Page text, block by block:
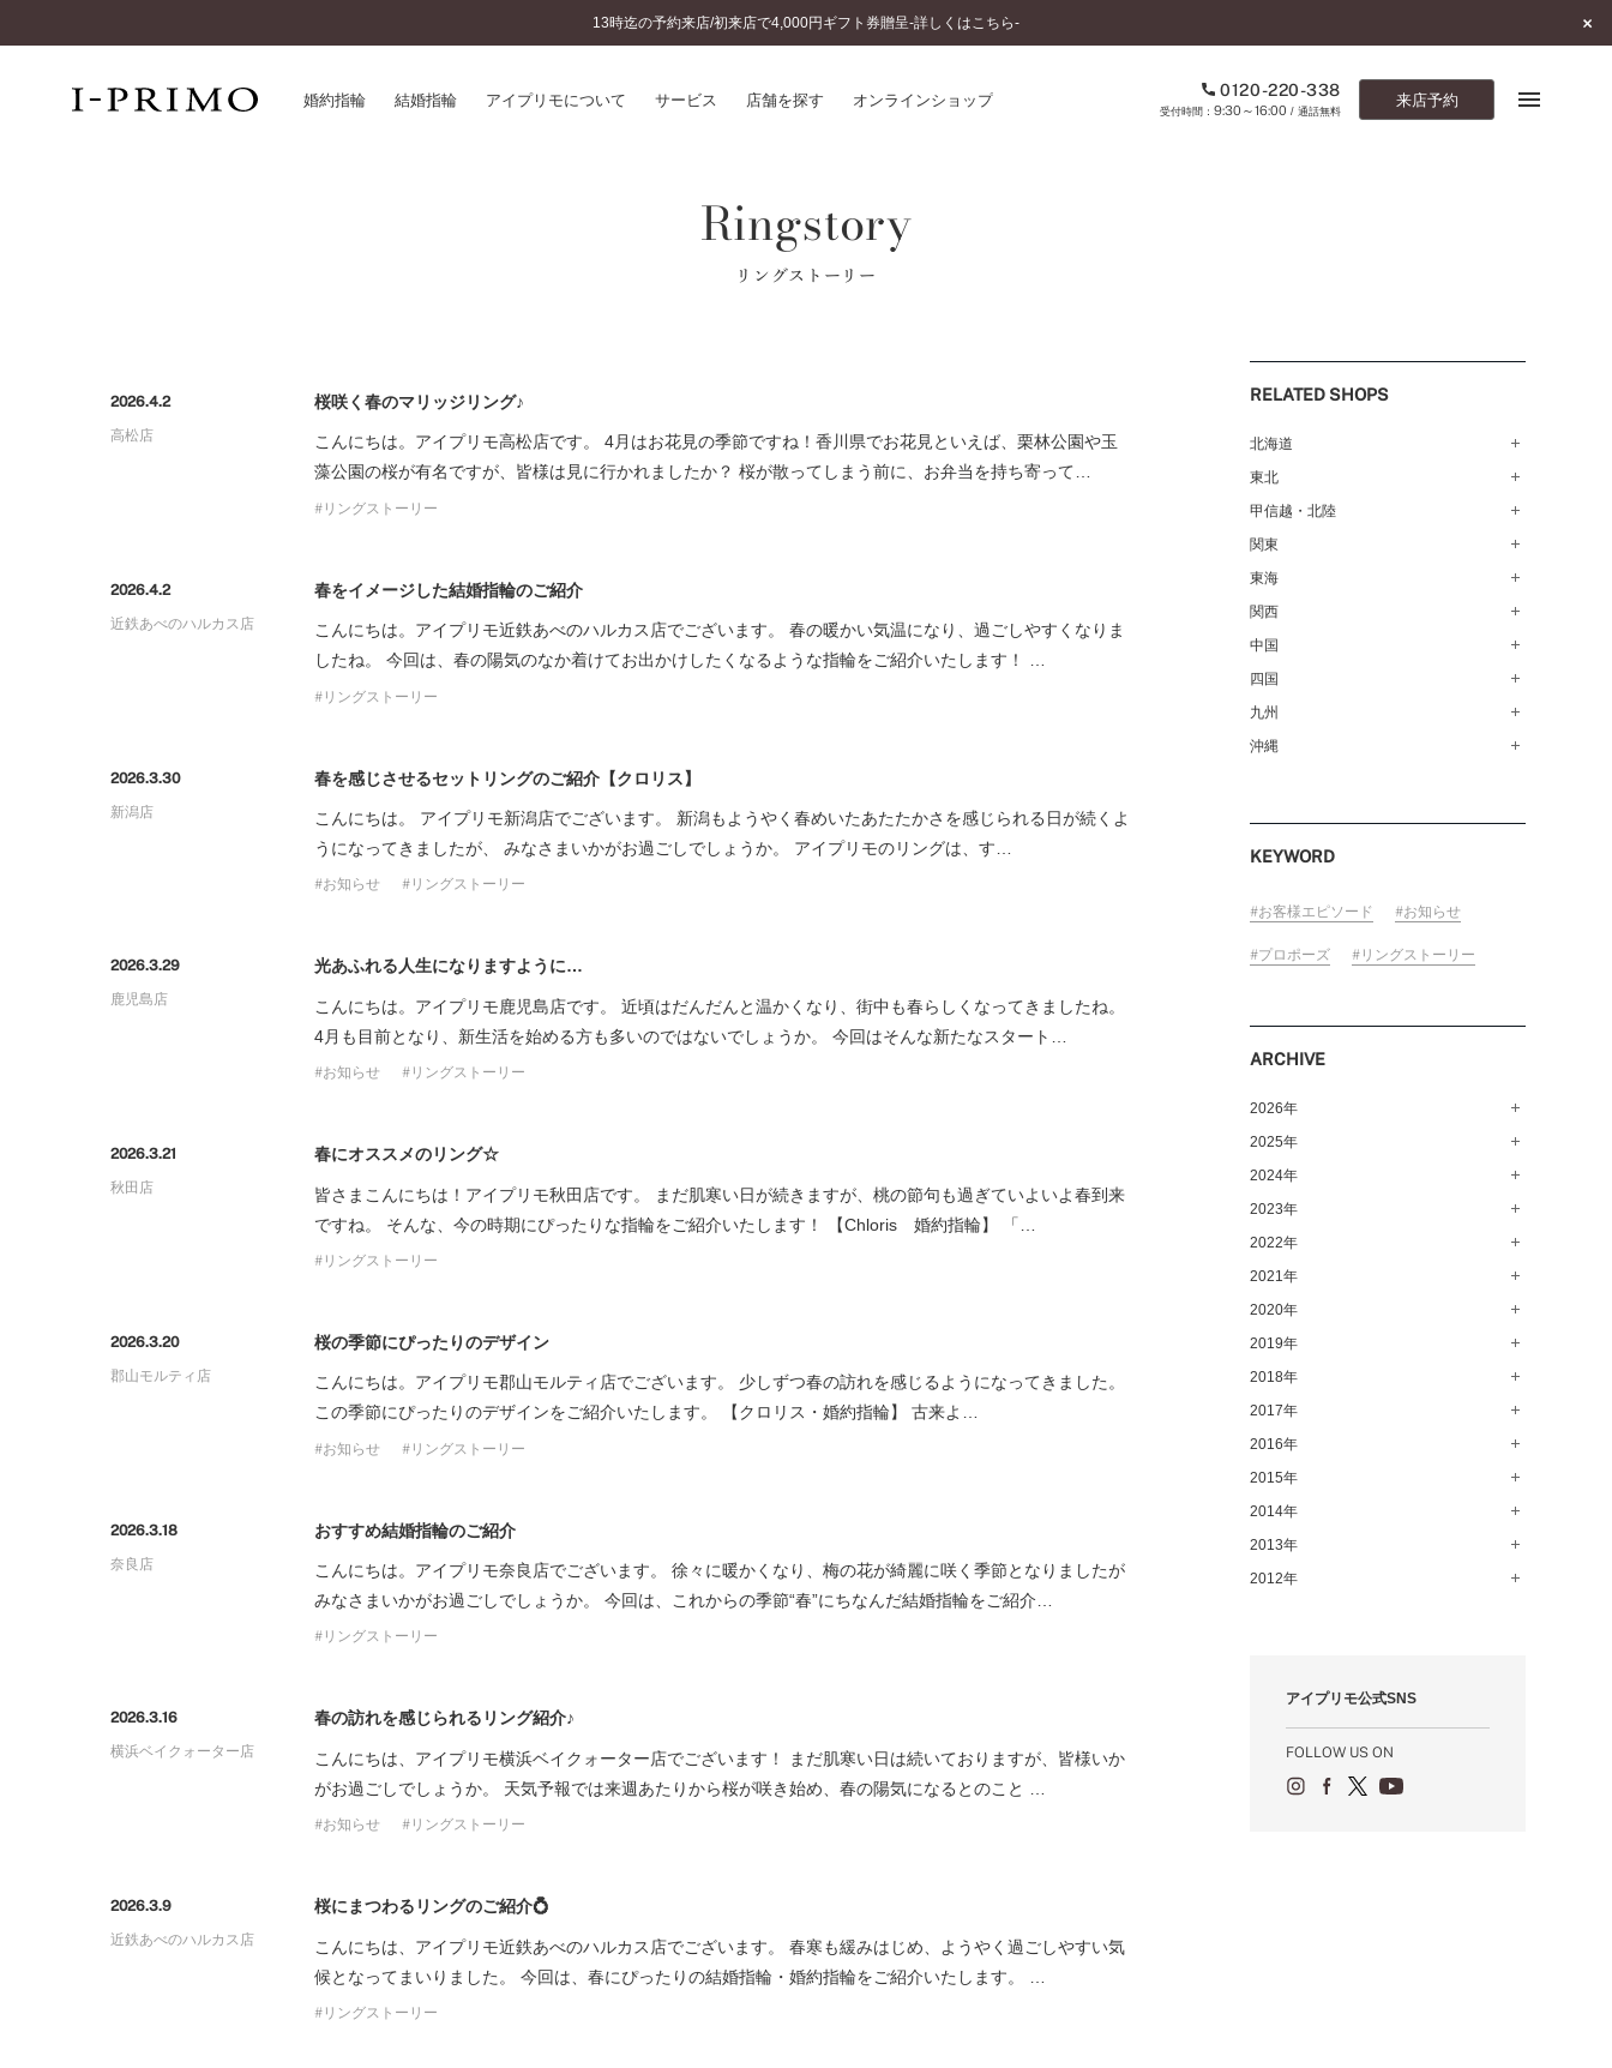
13時迄の予約来店/初来店で4,000円ギフト券贈呈-詳しくはこちら-
婚約指輪 結婚指輪 アイプリモについて サービス 店舗を探す オンラインショップ 0120-220-338
9:30～16:00/ 通話無料
来店予約
パーフェクトプロポーズリング
ダイヤモンドプロポーズ
コンセプトシリーズ
オリジンビリーフ
サービス
アフターサービス
ブライダルアイテム
プロポーズサポート
店舗一覧
婚約指輪とは
結婚指輪とは
セットリングとは
SWEET STORIES
ショップブログ
0120-220-338
カタログ請求
お問い合わせ
FOLLOW US ON
Ringstory
リングストーリー
2026.4.2
高松店
桜咲く春のマリッジリング♪
こんにちは。アイプリモ高松店です。 4月はお花見の季節ですね！香川県でお花見といえば、栗林公園や玉
藻公園の桜が有名ですが、皆様は見に行かれましたか？ 桜が散ってしまう前に、お弁当を持ち寄って…
リングストーリー
2026.4.2
近鉄あべのハルカス店
春をイメージした結婚指輪のご紹介
こんにちは。アイプリモ近鉄あべのハルカス店でございます。 春の暖かい気温になり、過ごしやすくなりま
したね。 今回は、春の陽気のなか着けてお出かけしたくなるような指輪をご紹介いたします！ …
リングストーリー
2026.3.30
新潟店
春を感じさせるセットリングのご紹介【クロリス】
こんにちは。 アイプリモ新潟店でございます。 新潟もようやく春めいたあたたかさを感じられる日が続くよ
うになってきましたが、 みなさまいかがお過ごしでしょうか。 アイプリモのリングは、す…
お知らせ リングストーリー
2026.3.29
鹿児島店
光あふれる人生になりますように…
こんにちは。アイプリモ鹿児島店です。 近頃はだんだんと温かくなり、街中も春らしくなってきましたね。
4月も目前となり、新生活を始める方も多いのではないでしょうか。 今回はそんな新たなスタート…
お知らせ リングストーリー
2026.3.21
秋田店
春にオススメのリング☆
皆さまこんにちは！アイプリモ秋田店です。 まだ肌寒い日が続きますが、桃の節句も過ぎていよいよ春到来
ですね。 そんな、今の時期にぴったりな指輪をご紹介いたします！ 【Chloris 婚約指輪】 「…
リングストーリー
2026.3.20
郡山モルティ店
桜の季節にぴったりのデザイン
こんにちは。アイプリモ郡山モルティ店でございます。 少しずつ春の訪れを感じるようになってきました。
この季節にぴったりのデザインをご紹介いたします。 【クロリス・婚約指輪】 古来よ…
お知らせ リングストーリー
2026.3.18
奈良店
おすすめ結婚指輪のご紹介
こんにちは。アイプリモ奈良店でございます。 徐々に暖かくなり、梅の花が綺麗に咲く季節となりましたが
みなさまいかがお過ごしでしょうか。 今回は、これからの季節“春”にちなんだ結婚指輪をご紹介…
リングストーリー
2026.3.16
横浜ベイクォーター店
春の訪れを感じられるリング紹介♪
こんにちは、アイプリモ横浜ベイクォーター店でございます！ まだ肌寒い日は続いておりますが、皆様いか
がお過ごしでしょうか。 天気予報では来週あたりから桜が咲き始め、春の陽気になるとのこと …
お知らせ リングストーリー
2026.3.9
近鉄あべのハルカス店
桜にまつわるリングのご紹介💍
こんにちは、アイプリモ近鉄あべのハルカス店でございます。 春寒も緩みはじめ、ようやく過ごしやすい気
候となってまいりました。 今回は、春にぴったりの結婚指輪・婚約指輪をご紹介いたします。 …
リングストーリー
RELATED SHOPS
北海道
札幌店（134）
函館店（180）
東北
弘前パークホテル店（180）
青森店（254）
仙台店（147）
秋田店（123）
盛岡大通店（203）
山形店（153）
郡山モルティ店（153）
いわき店（129）
甲信越・北陸
甲府店（63）
新潟店（168）
長野店（148）
松本店（161）
富山店（100）
金沢店（139）
福井店（117）
関東
銀座本店（149）
新宿店（137）
池袋店（134）
吉祥寺マルイ店（111）
町田店（142）
立川店（118）
ラゾーナ川崎プラザ店（84）
そごう千葉店（124）
柏店（141）
宇都宮店（143）
東海
名古屋栄店（125）
名古屋駅前店（72）
豊橋店（149）
岐阜店（122）
近鉄四日市店（141）
関西
なんばパークス店（146）
梅田茶屋町店（84）
梅田ハービスENT店（85）
近鉄あべのハルカス店（139）
奈良店（168）
中国
広島店（102）
福山店（239）
岡山店（170）
四国
高松店（172）
松山店（171）
九州
福岡天神店（117）
大分店（96）
沖縄
KEYWORD
お客様エピソード お知らせ
プロポーズ リングストーリー
ARCHIVE
2026年
8月（10）
7月（64）
6月（58）
5月（62）
4月（55）
3月（64）
2月（50）
1月（58）
2025年
12月（65）
11月（56）
10月（67）
9月（50）
8月（67）
7月（68）
6月（59）
5月（59）
4月（57）
3月（63）
2024年
12月（71）
11月（61）
10月（60）
9月（57）
8月（64）
7月（66）
6月（63）
5月（67）
4月（75）
3月（61）
2023年
12月（71）
11月（61）
10月（66）
9月（53）
8月（67）
7月（73）
6月（72）
5月（77）
4月（89）
3月（69）
2022年
12月（72）
11月（77）
10月（74）
9月（75）
8月（80）
7月（68）
6月（83）
5月（71）
4月（79）
3月（78）
2021年
12月（69）
11月（83）
10月（64）
9月（62）
8月（61）
7月（69）
6月（69）
5月（79）
4月（1）
2020年
12月（63）
11月（59）
10月（60）
9月（58）
8月（67）
7月（60）
6月（74）
5月（44）
1月（53）
2019年
12月（64）
11月（70）
10月（71）
9月（68）
8月（92）
7月（102）
6月（6）
2月（71）
1月（66）
2018年
12月（80）
11月（70）
10月（68）
9月（72）
8月（73）
7月（64）
3月（62）
2017年
12月（66）
11月（69）
10月（66）
9月（64）
8月（71）
4月（60）
1月（72）
2016年
12月（78）
11月（91）
10月（74）
9月（79）
5月（85）
2015年
12月（71）
11月（62）
10月（66）
6月（66）
2014年
12月（74）
11月（65）
7月（66）
2013年
12月（18）
8月（18）
6月（14）
2012年
9月（15）
7月（22）
アイプリモ公式SNS
FOLLOW US ON